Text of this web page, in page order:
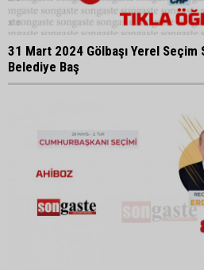
31 Mart 2024 Gölbaşı Yerel Seçim
Belediye Baş